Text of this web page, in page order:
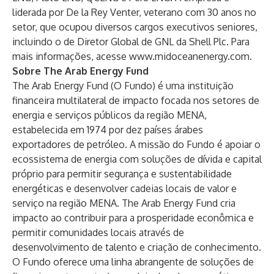
liderada por De la Rey Venter, veterano com 30 anos no
setor, que ocupou diversos cargos executivos seniores,
incluindo o de Diretor Global de GNL da Shell Plc. Para
mais informações, acesse www.midoceanenergy.com.
Sobre The Arab Energy Fund
The Arab Energy Fund (O Fundo) é uma instituição
financeira multilateral de impacto focada nos setores de
energia e serviços públicos da região MENA,
estabelecida em 1974 por dez países árabes
exportadores de petróleo. A missão do Fundo é apoiar o
ecossistema de energia com soluções de dívida e capital
próprio para permitir segurança e sustentabilidade
energéticas e desenvolver cadeias locais de valor e
serviço na região MENA. The Arab Energy Fund cria
impacto ao contribuir para a prosperidade econômica e
permitir comunidades locais através de
desenvolvimento de talento e criação de conhecimento.
O Fundo oferece uma linha abrangente de soluções de